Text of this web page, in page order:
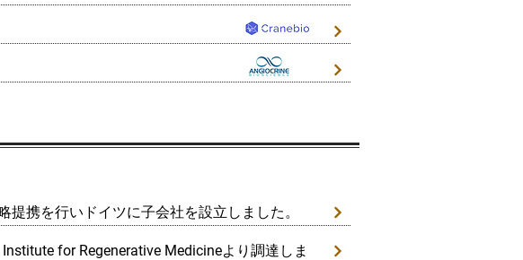
携を行いドイツに子会社を設立しました。
for Regenerative Medicineより調達しま